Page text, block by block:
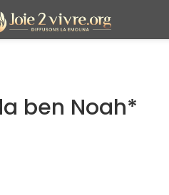
ben Noah*